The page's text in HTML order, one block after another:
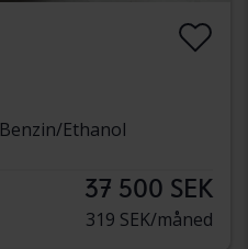
Benzin/Ethanol
37 500 SEK
319 SEK/måned